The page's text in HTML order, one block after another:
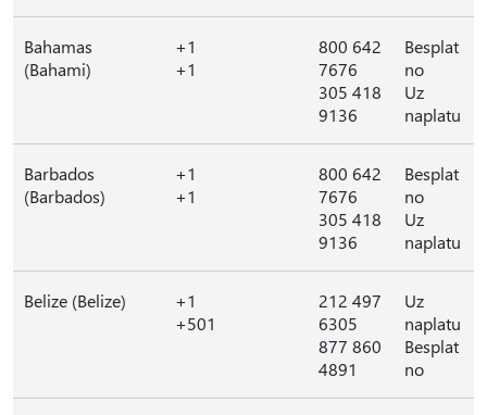
Bahamas
(Bahami)
+1
+1
800 642
7676
305 418
9136
Besplat
no
Uz
naplatu
Barbados
(Barbados)
+1
+1
800 642
7676
305 418
9136
Besplat
no
Uz
naplatu
Belize (Belize)
+1
+501
212 497
6305
877 860
4891
Uz
naplatu
Besplat
no